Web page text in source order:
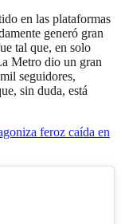
en las plataformas
generó gran
tal que, en solo
Metro dio un gran
seguidores,
sin duda, está
feroz caída en